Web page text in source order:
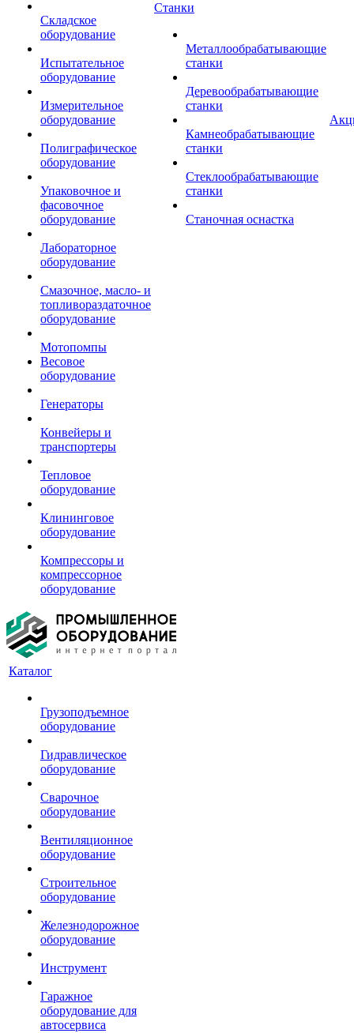
Складское
оборудование
Испытательное
оборудование
Измерительное
оборудование
Полиграфическое
оборудование
Упаковочное и
фасовочное
оборудование
Лабораторное
оборудование
Смазочное, масло- и
топливораздаточное
оборудование
Мотопомпы
Весовое
оборудование
Генераторы
Конвейеры и
транспортеры
Тепловое
оборудование
Клининговое
оборудование
Компрессоры и
компрессорное
оборудование
Станки
Металлообрабатывающие
станки
Деревообрабатывающие
станки
Камнеобрабатывающие
станки
Стеклообрабатывающие
станки
Станочная оснастка
Каталог
Грузоподъемное
оборудование
Гидравлическое
оборудование
Сварочное
оборудование
Вентиляционное
оборудование
Строительное
оборудование
Железнодорожное
оборудование
Инструмент
Гаражное
оборудование для
автосервиса